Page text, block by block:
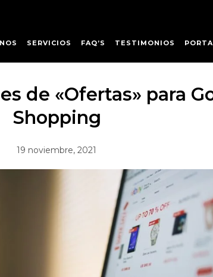
SERVICIOS FAQ’S TESTIMONIOS
de «Ofertas» para
Shopping
19 noviembre, 2021